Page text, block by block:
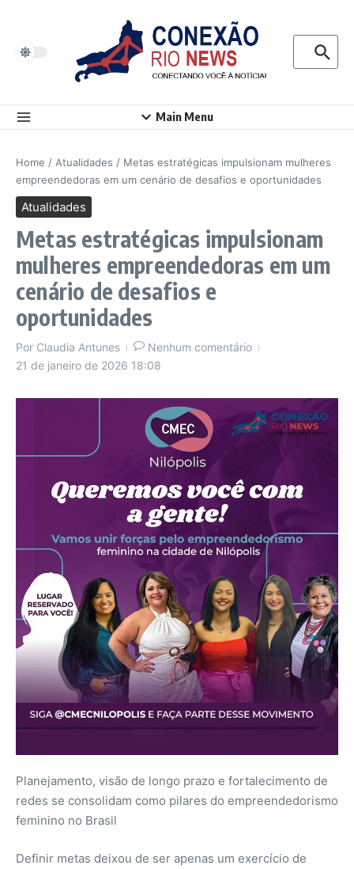
Procurar
Main Menu
Home / Atualidades / Metas estratégicas impulsionam mulheres
empreendedoras em um cenário de desafios e oportunidades
Atualidades
Metas estratégicas impulsionam
mulheres empreendedoras em um
cenário de desafios e
oportunidades
Por Claudia Antunes
Nenhum comentário
21 de janeiro de 2026 18:08
Planejamento, visão de longo prazo e fortalecimento de
redes se consolidam como pilares do empreendedorismo
feminino no Brasil
Definir metas deixou de ser apenas um exercício de